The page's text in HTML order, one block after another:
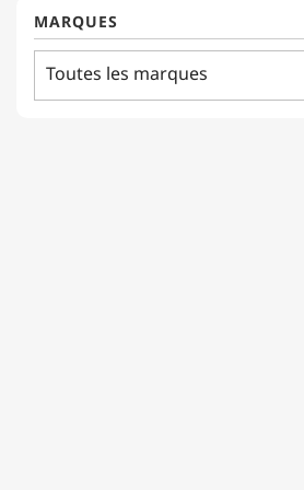
MARQUES
Toutes les marques